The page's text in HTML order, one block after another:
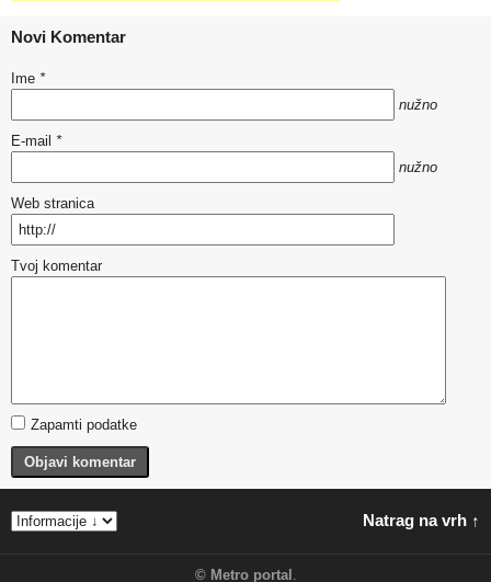
Novi Komentar
Ime *
nužno
E-mail *
nužno
Web stranica
Tvoj komentar
Zapamti podatke
Objavi komentar
Natrag na vrh ↑
© Metro portal .